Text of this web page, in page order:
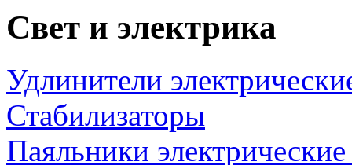
Свет и электрика
Удлинители
Стабилизаторы
Паяльники